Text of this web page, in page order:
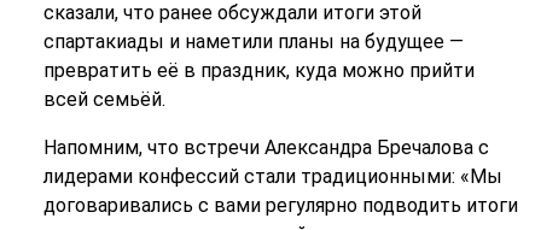
сказали, что ранее обсуждали итоги этой
спартакиады и наметили планы на будущее —
превратить её в праздник, куда можно прийти
всей семьёй.
Напомним, что встречи Александра Бречалова с
лидерами конфессий стали традиционными: «Мы
договаривались с вами регулярно подводить итоги